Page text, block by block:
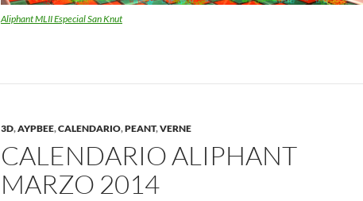
Aliphant MLII Especial San Knut
3D,AYPBEE,CALENDARIO,PEANT,VERNE
CALENDARIO ALIPHANT
MARZO 2014